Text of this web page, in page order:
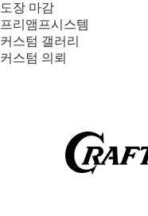
도장 마감
프리앰프시스템
커스텀 갤러리
커스텀 의뢰